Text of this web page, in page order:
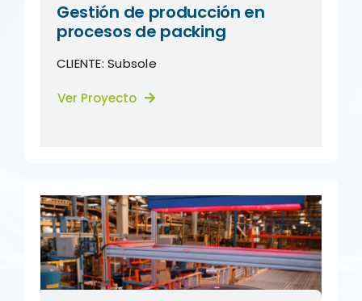
Gestión de producción en
procesos de packing
CLIENTE:Subsole
Ver Proyecto